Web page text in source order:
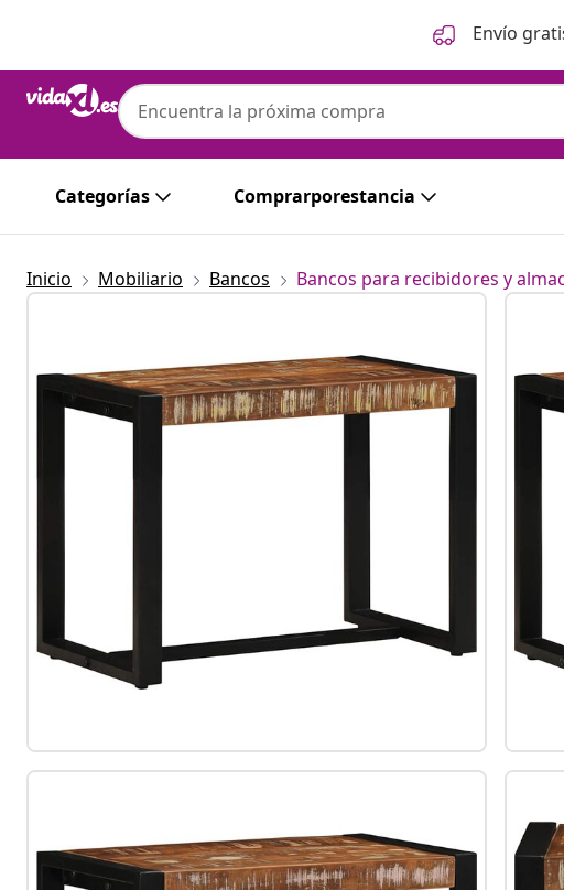
Envío
Categorías Comprarporestancia
Inicio Mobiliario Bancos Bancos para recibidores y